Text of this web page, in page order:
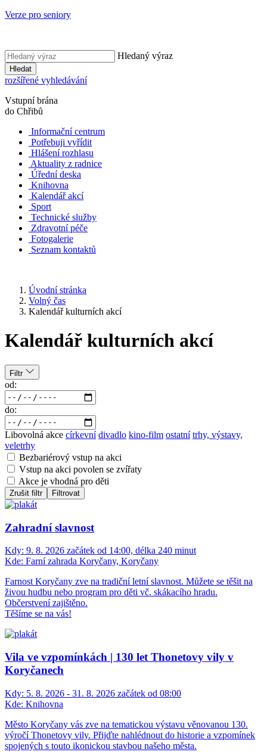
Verze pro seniory
Hledaný výraz
Hledat
rozšířené vyhledávání
Vstupní brána
do Chřibů
Informační centrum
Potřebuji vyřídit
Hlášení rozhlasu
Aktuality z radnice
Úřední deska
Knihovna
Kalendář akcí
Sport
Technické služby
Zdravotní péče
Fotogalerie
Seznam kontaktů
Úvodní stránka
Volný čas
Kalendář kulturních akcí
Kalendář kulturních akcí
Filtr
od:
do:
Libovolná akce církevní divadlo kino-film ostatní trhy, výstavy,
veletrhy
Bezbariérový vstup na akci
Vstup na akci povolen se zvířaty
Akce je vhodná pro děti
Zrušit filtr Filtrovat
Zahradní slavnost
Kdy: 9. 8. 2026 začátek od 14:00, délka 240 minut
Kde: Farní zahrada Koryčany, Koryčany
Farnost Koryčany zve na tradiční letní slavnost. Můžete se těšit na
živou hudbu nebo program pro děti vč. skákacího hradu.
Občerstvení zajištěno.
Těšíme se na vás!
Vila ve vzpomínkách | 130 let Thonetovy vily v
Koryčanech
Kdy: 5. 8. 2026 - 31. 8. 2026 začátek od 08:00
Kde: Knihovna
Město Koryčany vás zve na tematickou výstavu věnovanou 130.
výročí Thonetovy vily. Přijďte nahlédnout do historie a vzpomínek
spojených s touto ikonickou stavbou našeho města.